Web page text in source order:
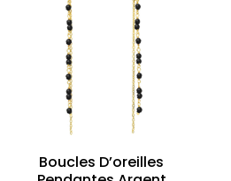
Boucles D’oreilles